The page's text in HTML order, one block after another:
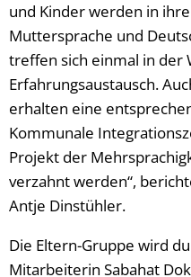
und Kinder werden in
Muttersprache und
treffen sich einmal in der
Erfahrungsaustausch.
erhalten eine
Kommunale
Projekt der
verzahnt werden“,
Antje Dinstühler.
Die Eltern-Gruppe wird
Mitarbeiterin Sabahat